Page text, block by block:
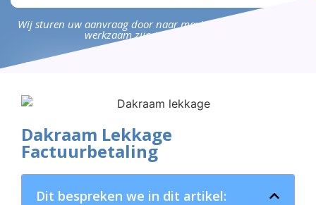
Wij sturen uw aanvraag door naar maximaal 4 bedrijven die
werkzaam zijn in uw omgeving.
Dakraam Lekkage
Factuurbetaling
Dit bespreken we in dit artikel: